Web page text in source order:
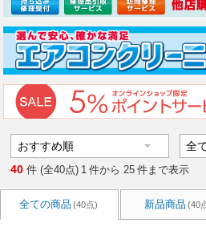
40 件 (全40点) 1 件から 25 件まで表示
全ての商品 (40点) 新品商品 (40